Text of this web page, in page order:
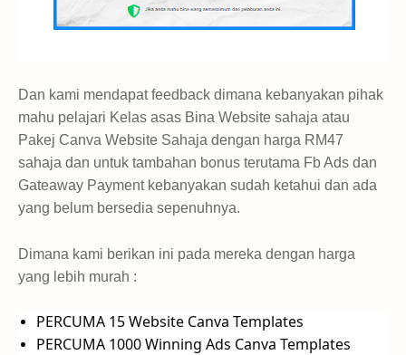
Dan kami mendapat feedback dimana kebanyakan pihak
mahu pelajari Kelas asas Bina Website sahaja atau
Pakej Canva Website Sahaja dengan harga RM47
sahaja dan untuk tambahan bonus terutama Fb Ads dan
Gateaway Payment kebanyakan sudah ketahui dan ada
yang belum bersedia sepenuhnya.
Dimana kami berikan ini pada mereka dengan harga
yang lebih murah :
PERCUMA 15 Website Canva Templates
PERCUMA 1000 Winning Ads Canva Templates